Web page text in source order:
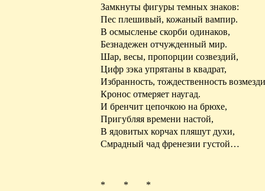
Замкнуты фигуры темных знаков:
Пес плешивый, кожаный вампир.
В осмысленье скорби одинаков,
Безнадежен отчужденный мир.
Шар, весы, пропорции созвездий,
Цифр зэка упрятаны в квадрат,
Избранность, тождественность
Кронос отмеряет наугад.
И бренчит цепочкою на брюхе,
Пригубляя времени настой,
В ядовитых корчах пляшут духи,
Смрадный чад френезии густой…
* * *